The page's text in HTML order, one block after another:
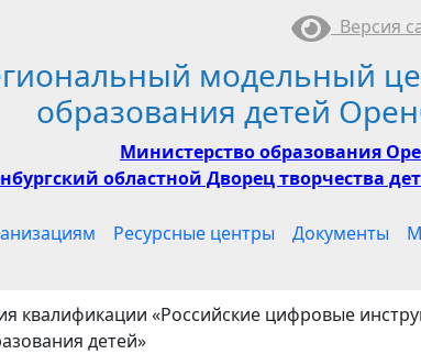
Версия
модельный
образования детей
Министерство образования
областной Дворец творчества
Ресурсные центры Документы
квалификации «Российские цифровые
детей»